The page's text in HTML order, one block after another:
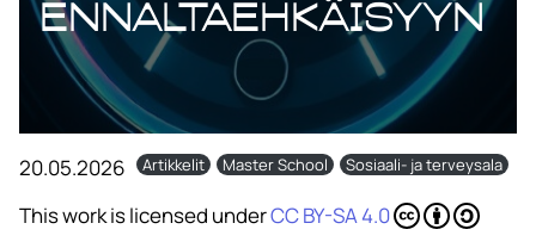
ennaltaehkäisyyn
20.05.2026 Artikkelit Master School Sosiaali- ja terveysala
This work is licensed underCC BY-SA 4.0